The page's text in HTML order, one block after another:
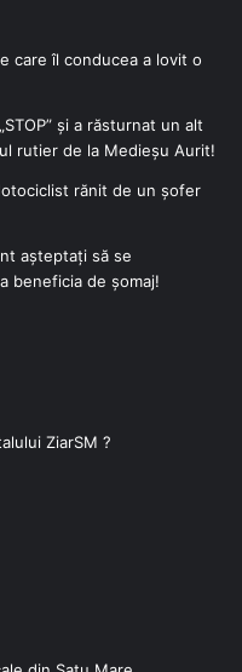
care îl conducea a lovit o
și a răsturnat un alt
rutier de la Medieșu Aurit!
rănit de un șofer
așteptați să se
beneficia de șomaj!
ZiarSM ?